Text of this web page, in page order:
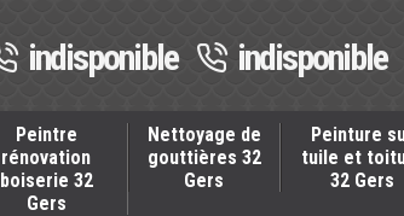
indisponible indisponible
Peintre
rénovation
boiserie 32
Gers
Nettoyage de
gouttières 32
Gers
Peinture
tuile et
32 Gers